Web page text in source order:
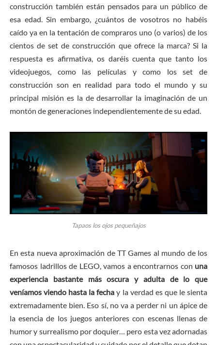
construcción también están pensados para un público de
esa edad. Sin embargo, ¿cuántos de vosotros no habéis
caído ya en la tentación de compraros uno (o varios) de los
cientos de set de construcción que ofrece la marca? Si la
respuesta es afirmativa, os daréis cuenta que tanto los
videojuegos, como las películas y como los set de
construcción son en realidad para todo el mundo y su
principal misión es la de desarrollar la imaginación de un
montón de generaciones independientemente de su edad.
Tapaos los ojos pequeñajos
En esta nueva aproximación de TT Games al mundo de los
famosos ladrillos de LEGO, vamos a encontrarnos con una
experiencia bastante más oscura y adulta de lo que
veníamos viendo hasta la fecha y la verdad es que le sienta
extremadamente bien. Eso sí, no va a perder ni un ápice de
la esencia de los juegos anteriores con escenas llenas de
humor y surrealismo por doquier… pero esta vez adornadas